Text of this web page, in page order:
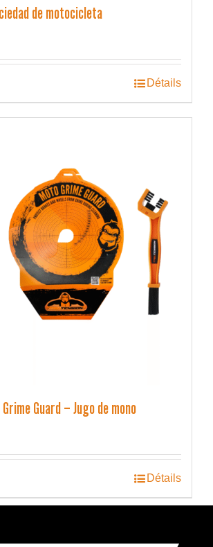
de motocicleta
Détails
Guard – Jugo de mono
:
Détails